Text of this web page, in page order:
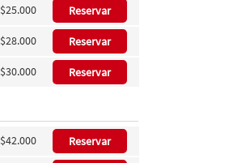
$25.000 Reservar
$28.000 Reservar
$30.000 Reservar
$42.000 Reservar